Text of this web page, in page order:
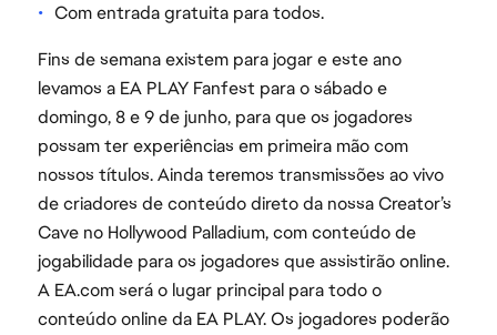
Com entrada gratuita para todos.
Fins de semana existem para jogar e este ano
levamos a EA PLAY Fanfest para o sábado e
domingo, 8 e 9 de junho, para que os jogadores
possam ter experiências em primeira mão com
nossos títulos. Ainda teremos transmissões ao vivo
de criadores de conteúdo direto da nossa Creator’s
Cave no Hollywood Palladium, com conteúdo de
jogabilidade para os jogadores que assistirão online.
A EA.com será o lugar principal para todo o
conteúdo online da EA PLAY. Os jogadores poderão